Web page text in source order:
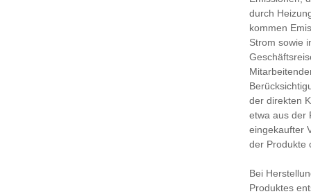
durch
kommen
Strom sowie
der direkten
etwa aus der
eingekaufter
der Produkte
Bei
Produktes